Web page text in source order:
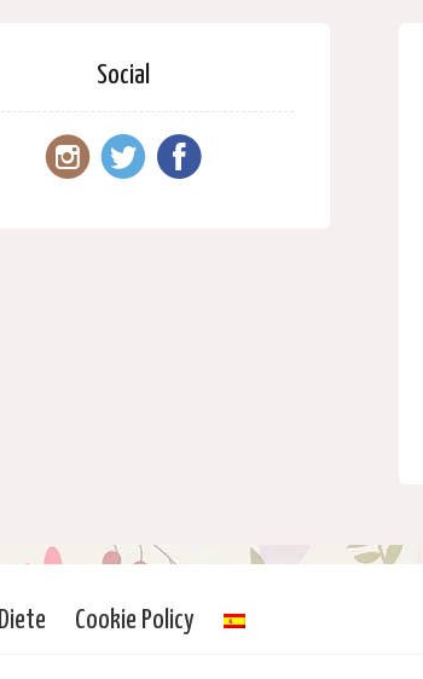
Social
Diete Cookie Policy